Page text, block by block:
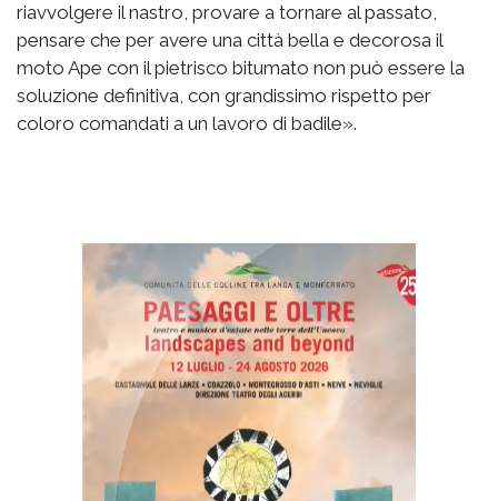
riavvolgere il nastro, provare a tornare al passato,
pensare che per avere una città bella e decorosa il
moto Ape con il pietrisco bitumato non può essere la
soluzione definitiva, con grandissimo rispetto per
coloro comandati a un lavoro di badile».